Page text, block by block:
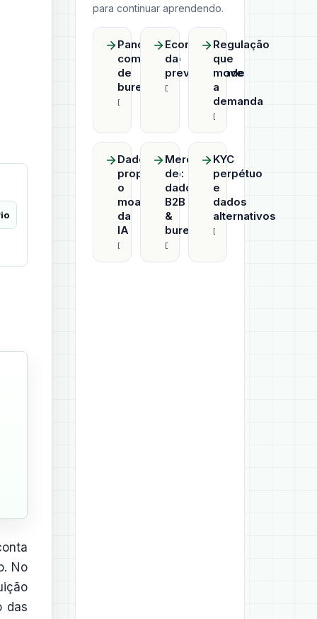
No
das
para continuar aprendendo.
Panorama
competitivo
de
bureaus
Economia
da
previsibilidade
Regulação
que
move
a
demanda
Dado
proprietário:
o
moat
da
IA
Mercado
de
dados
B2B
&
bureaus
KYC
perpétuo
e
dados
alternativos